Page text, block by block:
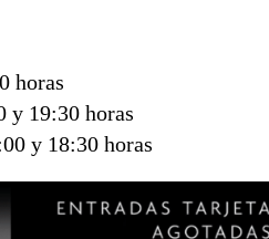
horas
y 19:30 horas
y 18:30 horas